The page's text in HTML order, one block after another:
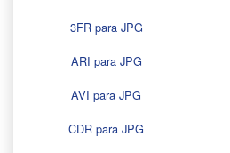
3FR para JPG
ARI para JPG
AVI para JPG
CDR para JPG